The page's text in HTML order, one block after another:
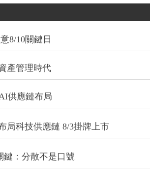
8/10關鍵日
產管理時代
供應鏈布局
局科技供應鏈 8/3掛牌上市
鍵：分散不是口號